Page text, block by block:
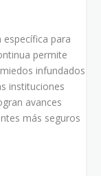
para
permite
infundados
instituciones
avances
más seguros